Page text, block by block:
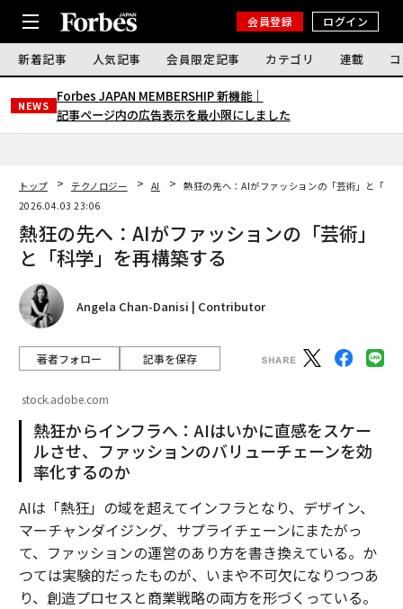
会員登録 ログイン
新着記事 人気記事 会員限定記事 カテゴリ 連載
NEWS
Forbes JAPAN MEMBERSHIP 新機能｜
記事ページ内の広告表示を最小限にしました
トップ テクノロジー AI
熱狂の先へ：AIがファッションの「芸術」と「科
2026.04.03 23:06
熱狂の先へ：AIがファッションの「芸術」
と「科学」を再構築する
Angela Chan-Danisi | Contributor
著者フォロー 記事を保存
stock.adobe.com
熱狂からインフラへ：AIはいかに直感をスケー
ルさせ、ファッションのバリューチェーンを効
率化するのか
AIは「熱狂」の域を超えてインフラとなり、デザイン、
マーチャンダイジング、サプライチェーンにまたがっ
て、ファッションの運営のあり方を書き換えている。か
つては実験的だったものが、いまや不可欠になりつつあ
り、創造プロセスと商業戦略の両方を形づくっている。